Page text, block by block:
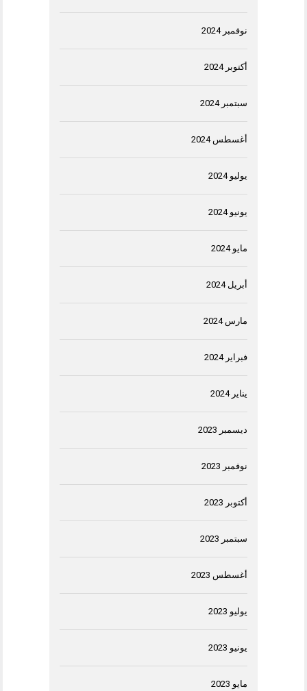
نوفمبر 2024
أكتوبر 2024
سبتمبر 2024
أغسطس 2024
يوليو 2024
يونيو 2024
مايو 2024
أبريل 2024
مارس 2024
فبراير 2024
يناير 2024
ديسمبر 2023
نوفمبر 2023
أكتوبر 2023
سبتمبر 2023
أغسطس 2023
يوليو 2023
يونيو 2023
مايو 2023